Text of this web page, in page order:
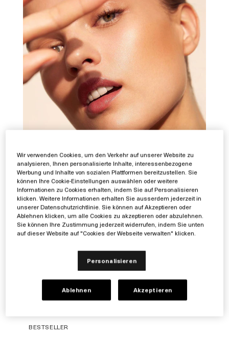
Mixology Tipps:
Mischen Sie jeden Morgen und Abend 2 Pumpstöße
des Revitalizing Hydrating Serum in Ihre
Feuchtigkeitscreme, um eine kontinuierliche
Feuchtigkeitszufuhr und eine gesund aussehende,
pralle Haut zu erhalten.
Tagsüber können Sie einen Hauch von Pflege mit The
Renewal Oil direkt auf die trockensten Stellen Ihres
Gesichts auftragen. So schaffen Sie die perfekte
BESTSELLER
Wir verwenden Cookies, um den Verkehr auf unserer Website zu
analysieren, Ihnen personalisierte Inhalte, interessenbezogene
Werbung und Inhalte von sozialen Plattformen bereitzustellen. Sie
können Ihre Cookie-Einstellungen auswählen oder weitere
Informationen zu Cookies erhalten, indem Sie auf Personalisieren
klicken. Weitere Informationen erhalten Sie ausserdem jederzeit in
unserer Datenschutzrichtlinie. Sie können auf Akzeptieren oder
Ablehnen klicken, um alle Cookies zu akzeptieren oder abzulehnen.
Sie können Ihre Zustimmung jederzeit widerrufen, indem Sie unten
auf dieser Website auf "Cookies der Webseite verwalten" klicken.
Personalisieren
Ablehnen Akzeptieren